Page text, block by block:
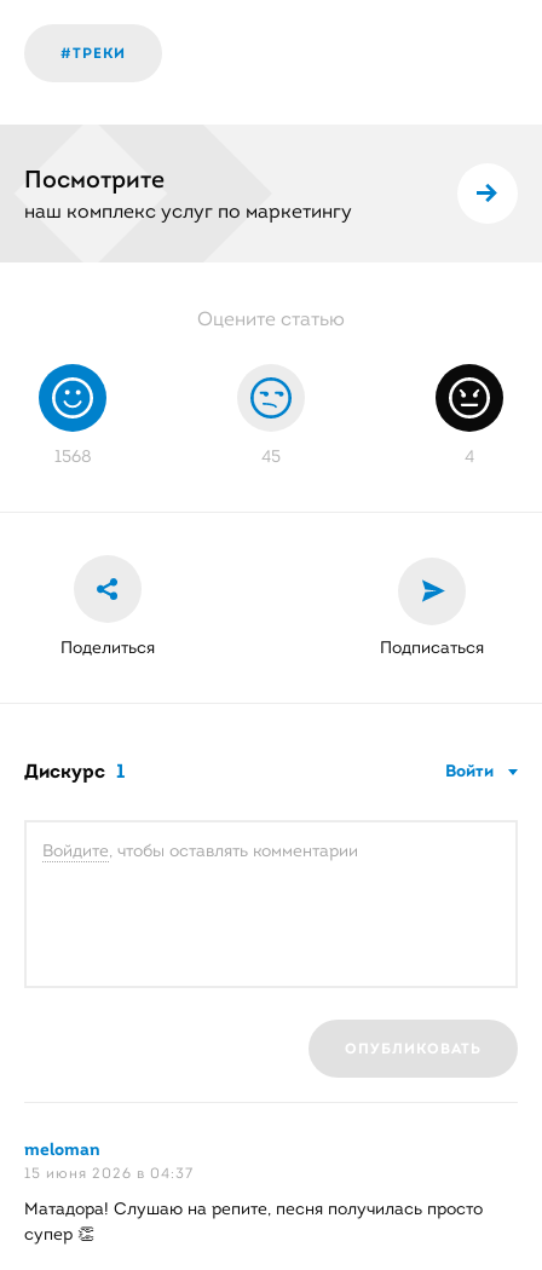
#ТРЕКИ
Посмотрите
наш комплекс услуг по маркетингу
1568 45 4
Поделиться Подписаться
Дискурс 1 Войти
Войдите, чтобы оставлять комментарии
ОПУБЛИКОВАТЬ
meloman
говорит:
15 июня 2026 в 04:37
Матадора! Слушаю на репите, песня получилась просто
супер 👏